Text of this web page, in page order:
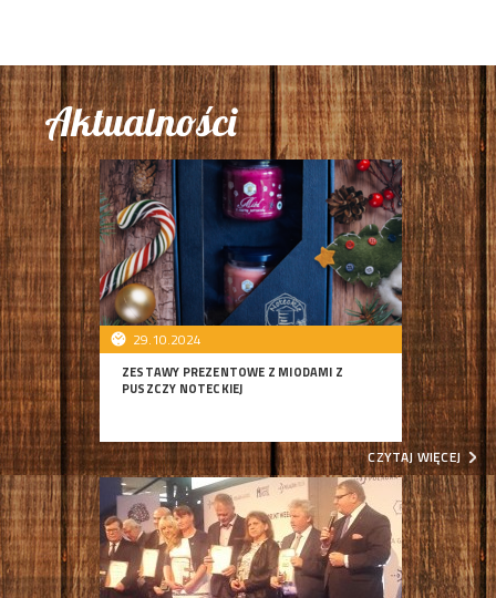
Aktualności
29.10.2024
ZESTAWY PREZENTOWE Z MIODAMI Z
PUSZCZY NOTECKIEJ
CZYTAJ WIĘCEJ